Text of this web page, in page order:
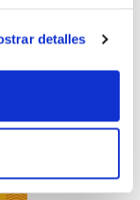
detalles